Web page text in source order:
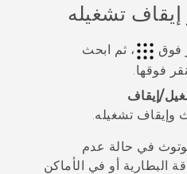
إيقاف تشغيله
فوق
، ثم ابحث
فوقها.
إيقاف
وإيقاف تشغيله.
في حالة عدم
البطارية أو في الأماكن